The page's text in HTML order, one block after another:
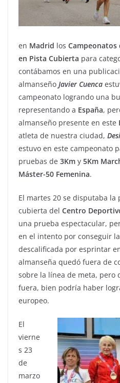
en Madrid los Campeonatos
en Pista Cubierta para
contábamos en una
almanseño Javier Cuenca
campeonato logrando una
representando a España,
almanseño presente en este
atleta de nuestra ciudad,
estuvo en este campeonato
pruebas de 3Km y 5Km
Máster-50 Femenina.
El martes 20 se disputaba la
cubierta del Centro
una prueba espectacular,
en el intento por conseguir
descalificada por esprintar
almanseña quedó fuera de
sobre la línea de meta, pero
fuera, bien podría haber
europeo.
El
vierne
s 23
de
marzo